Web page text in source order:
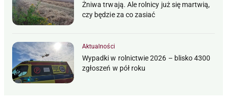
Żniwa trwają. Ale rolnicy już się martwią,
czy będzie za co zasiać
Aktualności
Wypadki w rolnictwie 2026 – blisko 4300
zgłoszeń w pół roku